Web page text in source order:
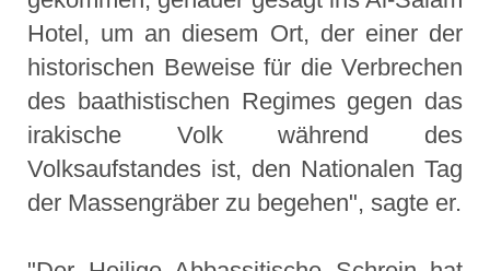
Hotel, um an diesem Ort, der einer der
historischen Beweise für die Verbrechen
des baathistischen Regimes gegen das
irakische Volk während des
Volksaufstandes ist, den Nationalen Tag
der Massengräber zu begehen", sagte er.